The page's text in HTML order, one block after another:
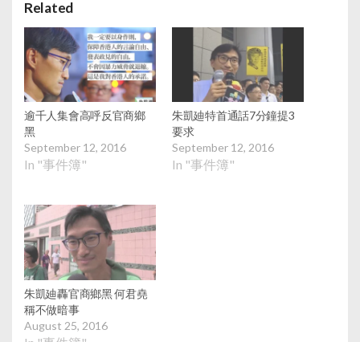
Related
逾千人集會高呼反官商鄉
黑
September 12, 2016
In "事件簿"
朱凱廸特首通話7分鐘提3
要求
September 12, 2016
In "事件簿"
朱凱廸轟官商鄉黑 何君堯
稱不做暗事
August 25, 2016